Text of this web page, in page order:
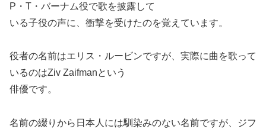
P・T・バーナム役で歌を披露して
いる子役の声に、衝撃を受けたのを覚えています。
役者の名前はエリス・ルービンですが、実際に曲を歌って
いるのはZiv Zaifmanという
俳優です。
名前の綴りから日本人には馴染みのない名前ですが、ジフ